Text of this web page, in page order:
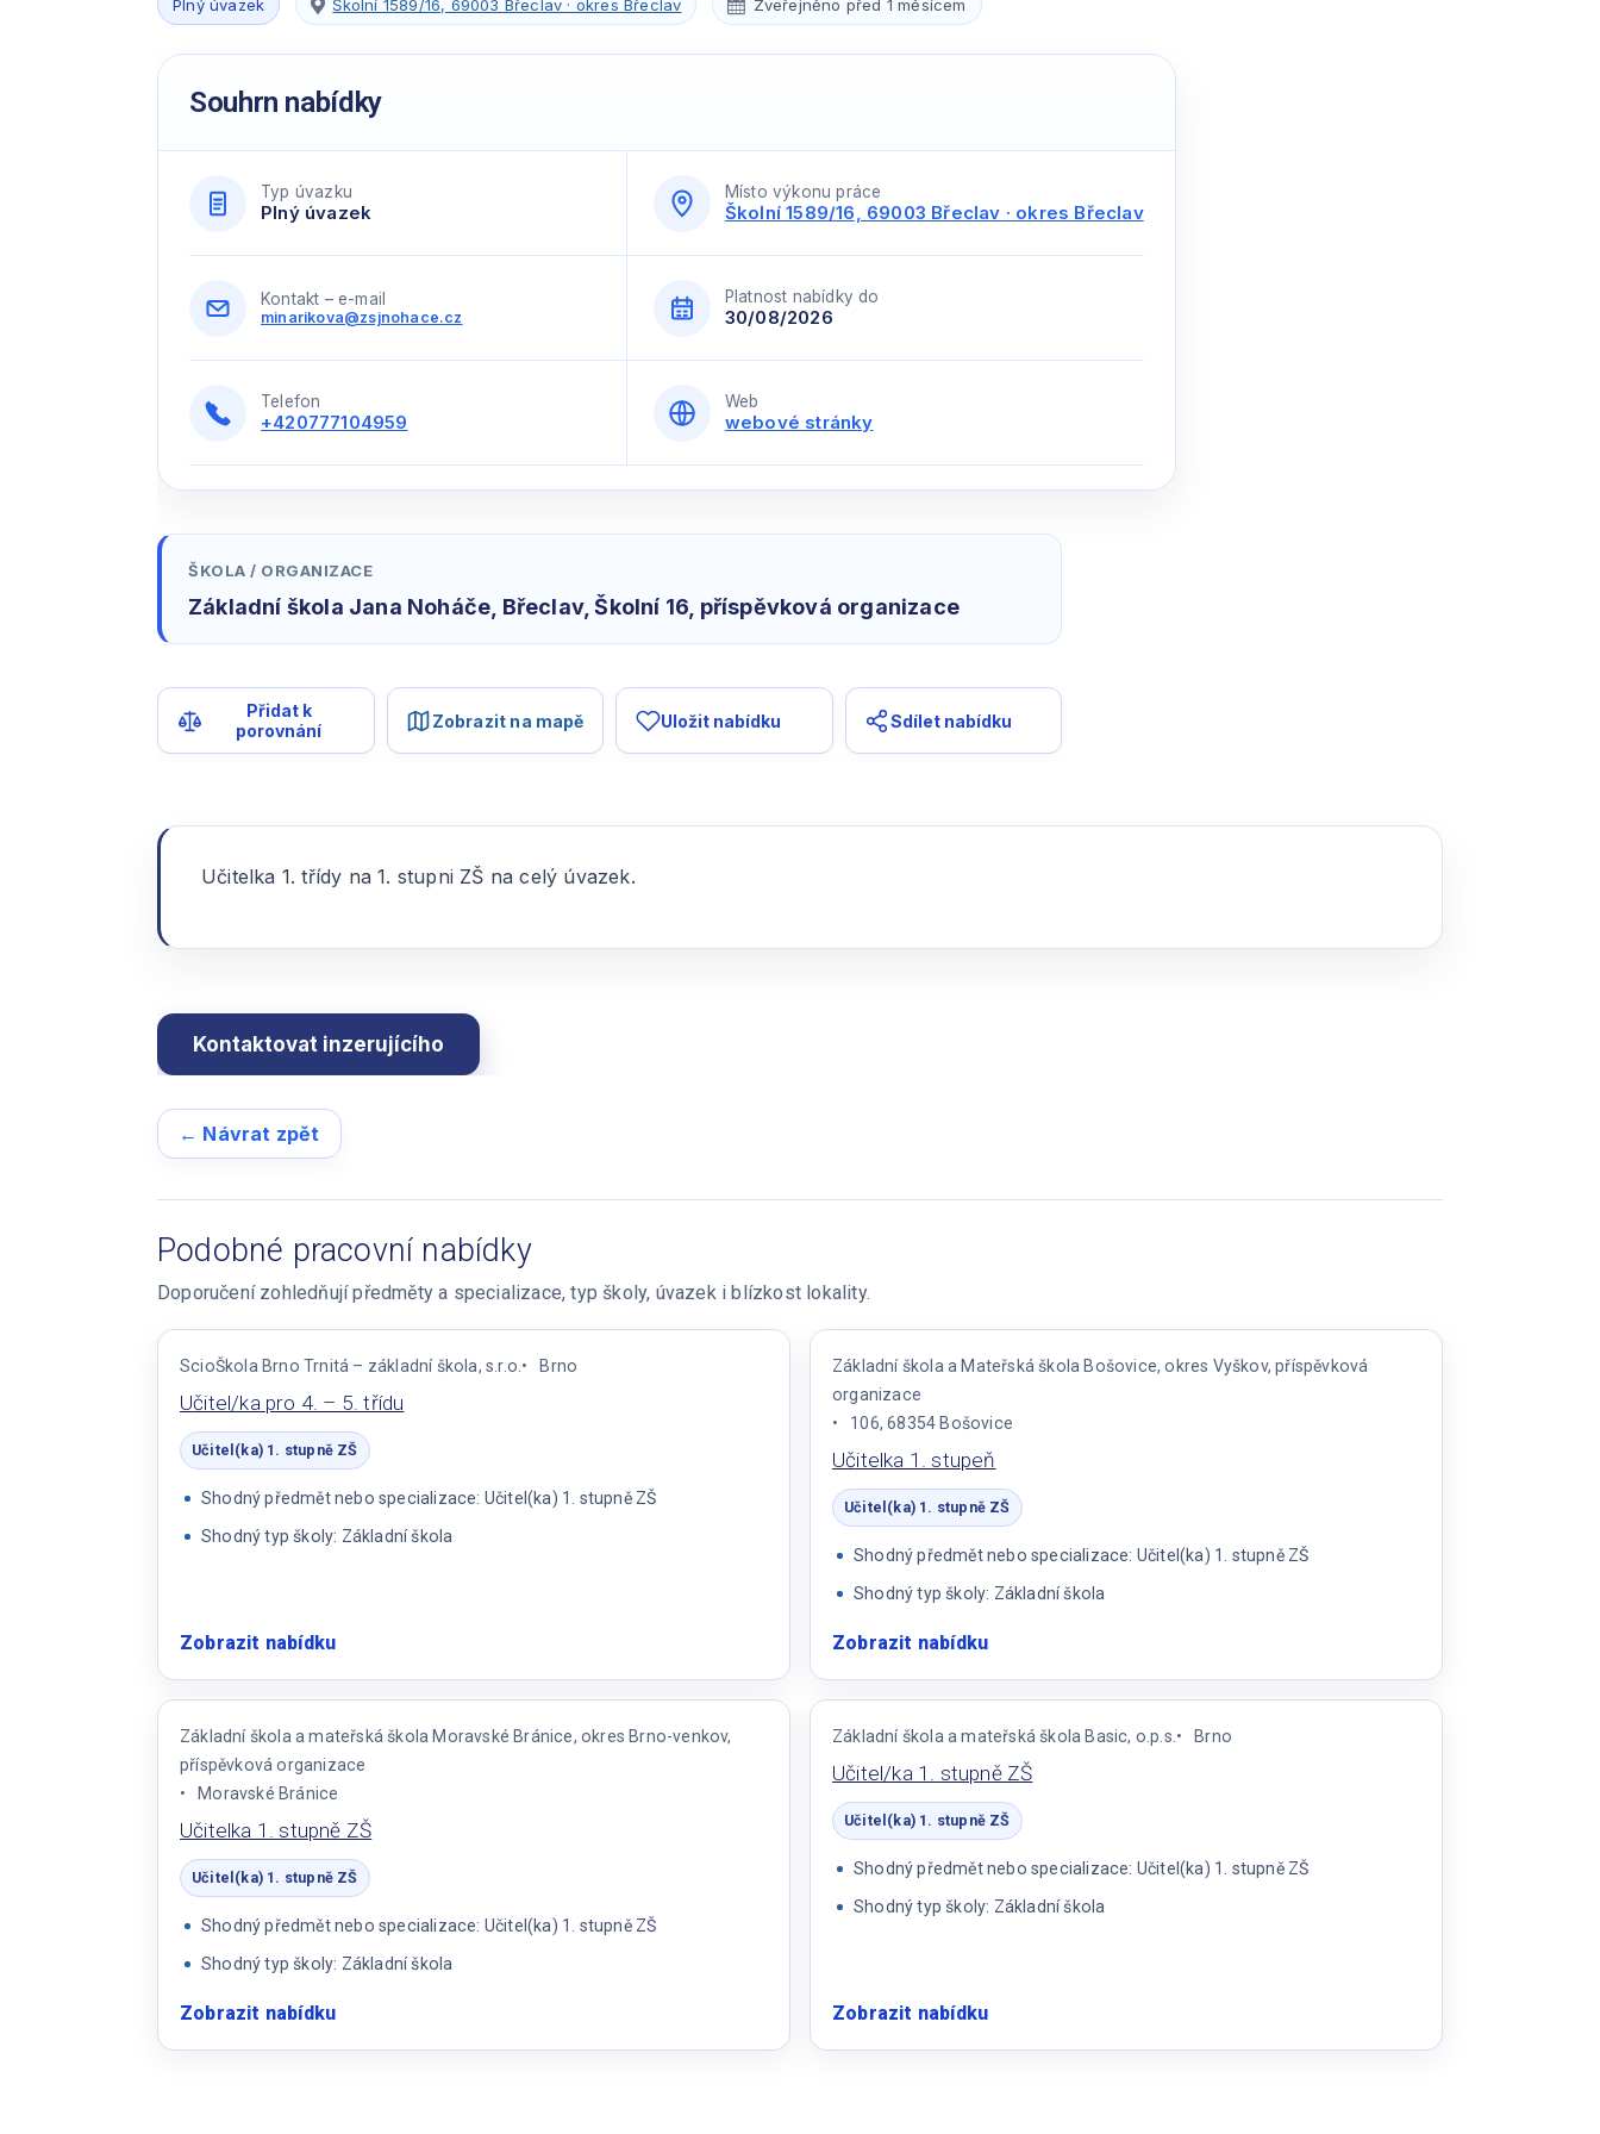
Plný úvazek Školní 1589/16, 69003 Břeclav · okres Břeclav Zveřejněno před 1 měsícem
Souhrn nabídky
Typ úvazku
Plný úvazek
Místo výkonu práce
Školní 1589/16, 69003 Břeclav · okres Břeclav
Kontakt – e-mail
minarikova@zsjnohace.cz
Platnost nabídky do
30/08/2026
Telefon
+420777104959
Web
webové stránky
ŠKOLA / ORGANIZACE
Základní škola Jana Noháče, Břeclav, Školní 16, příspěvková organizace
Přidat k
porovnání
Zobrazit na mapě Uložit nabídku Sdílet nabídku
Učitelka 1. třídy na 1. stupni ZŠ na celý úvazek.
← Návrat zpět
Podobné pracovní nabídky
Doporučení zohledňují předměty a specializace, typ školy, úvazek i blízkost lokality.
ScioŠkola Brno Trnitá – základní škola, s.r.o. Brno
Učitel/ka pro 4. – 5. třídu
Učitel(ka) 1. stupně ZŠ
Shodný předmět nebo specializace: Učitel(ka) 1. stupně ZŠ
Shodný typ školy: Základní škola
Zobrazit nabídku:
pro
4.
–
5.
třídu
Základní škola a Mateřská škola Bošovice, okres Vyškov, příspěvková
organizace
106, 68354 Bošovice
Učitelka 1. stupeň
Učitel(ka) 1. stupně ZŠ
Shodný předmět nebo specializace: Učitel(ka) 1. stupně ZŠ
Shodný typ školy: Základní škola
Zobrazit nabídku:
1.
stupeň
Základní škola a mateřská škola Moravské Bránice, okres Brno-venkov,
příspěvková organizace
Moravské Bránice
Učitelka 1. stupně ZŠ
Učitel(ka) 1. stupně ZŠ
Shodný předmět nebo specializace: Učitel(ka) 1. stupně ZŠ
Shodný typ školy: Základní škola
Zobrazit nabídku:
Základní škola a mateřská škola Basic, o.p.s. Brno
Učitel/ka 1. stupně ZŠ
Učitel(ka) 1. stupně ZŠ
Shodný předmět nebo specializace: Učitel(ka) 1. stupně ZŠ
Shodný typ školy: Základní škola
Zobrazit nabídku: